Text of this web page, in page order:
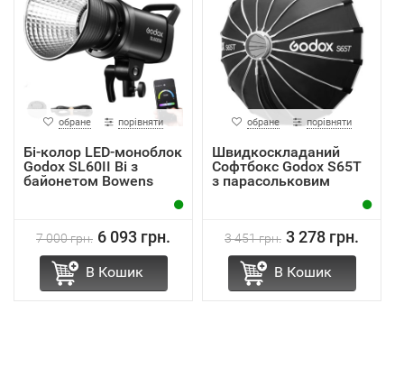
обране порівняти
Бі-колор LED-моноблок
Godox SL60II Bi з
байонетом Bowens
7 000 грн. 6 093 грн.
В Кошик
обране порівняти
Швидкоскладаний
Софтбокс Godox S65T
з парасольковим
3 451 грн. 3 278 грн.
В Кошик